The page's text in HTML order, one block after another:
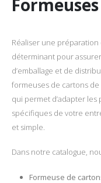
Réaliser une
déterminant pour
d’emballage et de
formeuses de cartons
qui permet d’adapter les
spécifiques de votre
et simple.
Dans notre catalogue,
Formeuse de